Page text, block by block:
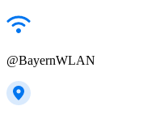
@BayernWLAN